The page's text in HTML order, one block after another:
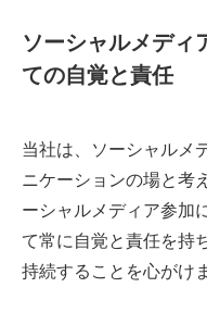
ソーシャルメディ
ての自覚と責任
当社は、ソーシャルメ
ニケーションの場と考
ーシャルメディア参加
て常に自覚と責任を持
持続することを心がけ